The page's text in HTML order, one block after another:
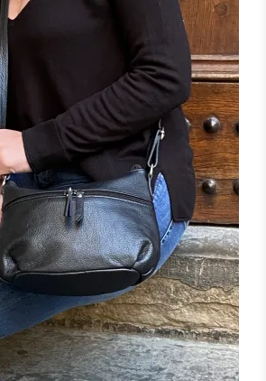
NOIRMARINEBORDEAUX
CAMELCANARD
+2
J'ajoute à mon panier !